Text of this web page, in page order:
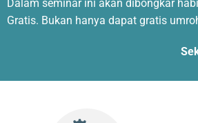
Dalam seminar ini akan dibongkar
Gratis. Bukan hanya dapat gratis